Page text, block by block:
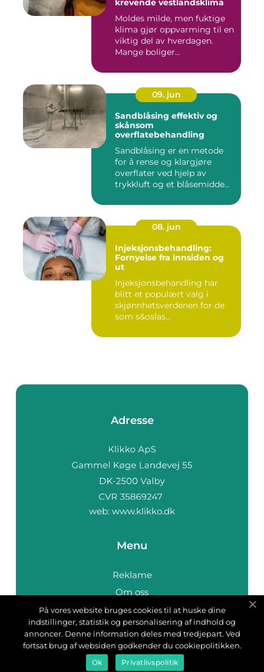
Moldes milde, men fuktige
klima gjør oppvarming til en
viktig del av hverdagen.
Mange boliger...
09. jun
Sandblåsing effektiv og
skånsom
overflatebehandling
Sandblåsing er en metode
for å rense og klargjøre
overflater ved hjelp av
trykkluft og et blåsemidde...
08. jun
Injeksjonsbehandling:
Fornyelse fra innsiden og
ut
Injeksjonsbehandling har
blitt et populært valg i
skjønnhetsverdenen for de
som s&oslas...
Adresse
web: www.klikko.dk
Menu
Reklame
Om oss
Cookies
Kontakt Oss
Sitemap
På vores website bruges cookies til at huske dine
indstillinger, statistik og personalisering af indhold og
annoncer. Denne information deles med tredjepart. Ved
fortsat brug af websiden godkender du cookiepolitikken.
Ok Privatlivspolitik